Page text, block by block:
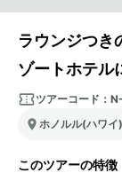
ラウンジつ
ゾートホテル
ツアーコード：
ホノルル(ハワイ)
このツアーの特徴